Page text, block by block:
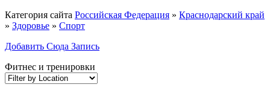
Категория сайта Российская Федерация » Краснодарский край
» Здоровье » Спорт
Добавить Сюда Запись
Фитнес и тренировки